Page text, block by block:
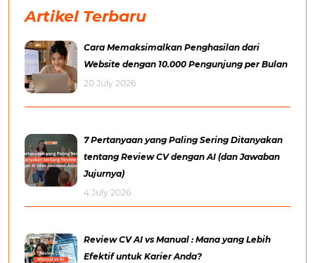
Artikel Terbaru
Cara Memaksimalkan Penghasilan dari
Website dengan 10.000 Pengunjung per Bulan
20 July 2026
7 Pertanyaan yang Paling Sering Ditanyakan
tentang Review CV dengan AI (dan Jawaban
Jujurnya)
4 July 2026
Review CV AI vs Manual : Mana yang Lebih
Efektif untuk Karier Anda?